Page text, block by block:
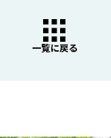
一覧に戻る